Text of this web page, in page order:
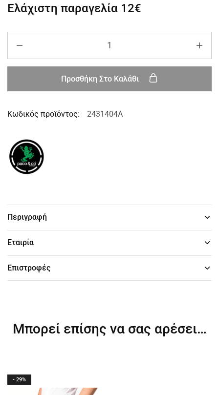
Ελάχιστη παραγελία 12€
Προσθήκη Στο Καλάθι
Κωδικός προϊόντος: 2431404A
Περιγραφή
Εταιρία
Επιστροφές
Μπορεί επίσης να σας αρέσει…
- 29%